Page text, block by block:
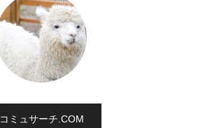
コミュサーチ.COM